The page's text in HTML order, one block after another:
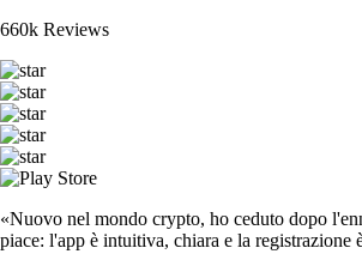
660k Reviews
«Nuovo nel mondo crypto, ho ceduto dopo
piace: l'app è intuitiva, chiara e la registrazione